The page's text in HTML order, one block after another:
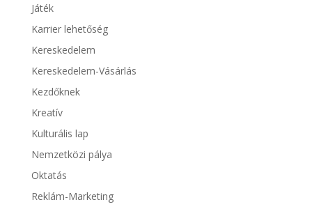
Játék
Karrier lehetőség
Kereskedelem
Kereskedelem-Vásárlás
Kezdőknek
Kreatív
Kulturális lap
Nemzetközi pálya
Oktatás
Reklám-Marketing